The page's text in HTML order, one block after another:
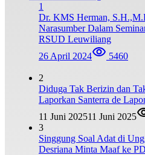
1
Dr. KMS Herman,
Narasumber Dalam
RSUD Leuwiliang
26 April 2024
5460
2
Diduga Tak Berizin dan
Laporkan Santerra de
11 Juni 202511 Juni 2025
3
Singgung Soal Adat di
Desriana Minta Maaf ke